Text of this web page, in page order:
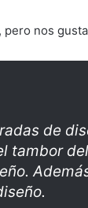
nos
de
tambor